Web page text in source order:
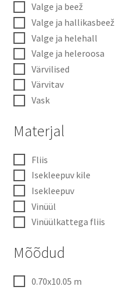
Valge ja beež
Valge ja hallikasbeež
Valge ja helehall
Valge ja heleroosa
Värvilised
Värvitav
Vask
Materjal
Fliis
Isekleepuv kile
Isekleepuv
Vinüül
Vinüülkattega fliis
Mõõdud
0.70x10.05 m